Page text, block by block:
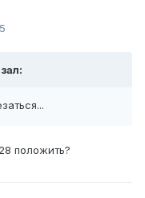
положить?